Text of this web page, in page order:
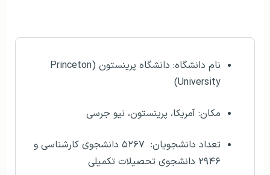
نام دانشگاه: دانشگاه پرینستون (Princeton
University)
مکان: آمریکا، پرینستون، نیو جرسی
تعداد دانشجویان: ۵۲۶۷ دانشجوی کارشناسی و
۲۹۴۶ دانشجوی تحصیلات تکمیلی